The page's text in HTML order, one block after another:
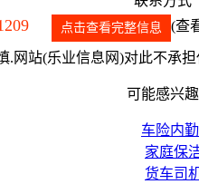
点击查看完整信息 (查
.网站(乐业信息网)对此不承
可能感兴趣
车险内
家庭保
货车司